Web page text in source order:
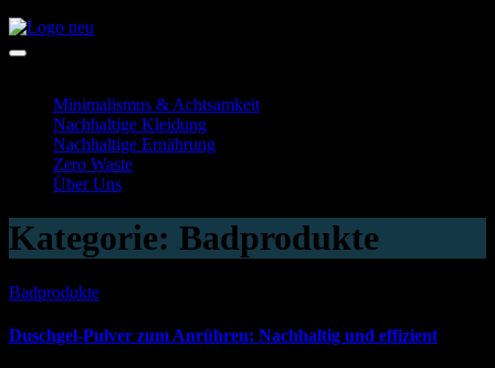
Zum
Inhalt
Minimalismus & Achtsamkeit
Nachhaltige Kleidung
Nachhaltige Ernährung
Zero Waste
Über Uns
Kategorie: Badprodukte
Badprodukte
Duschgel-Pulver zum Anrühren: Nachhaltig und effizient